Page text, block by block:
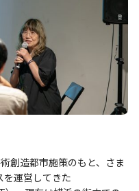
創造都市施策のもと、さま
を運営してきた